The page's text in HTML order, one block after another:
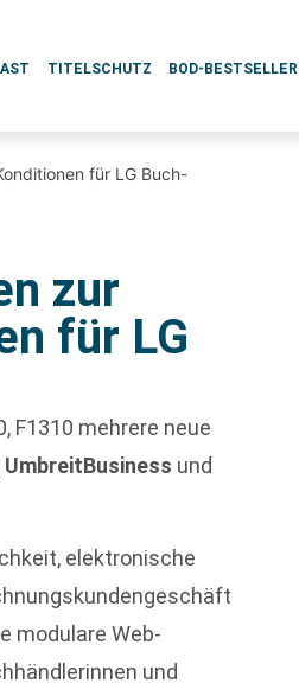
TITELSCHUTZ BOD-BESTSELLER
für LG Buch-
zur
für LG
F1310 mehrere neue
UmbreitBusiness und
elektronische
modulare Web-
und